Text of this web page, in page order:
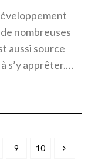
nombreuses
aussi source
s’y apprêter.…
9 10